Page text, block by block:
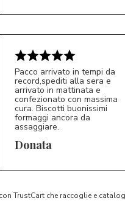
D*
Pacco arrivato in tempi da
record,spediti alla sera e
arrivato in mattinata e
confezionato con massima
cura. Biscotti buonissimi
formaggi ancora da
assaggiare.
Donata
TrustCart che raccoglie e